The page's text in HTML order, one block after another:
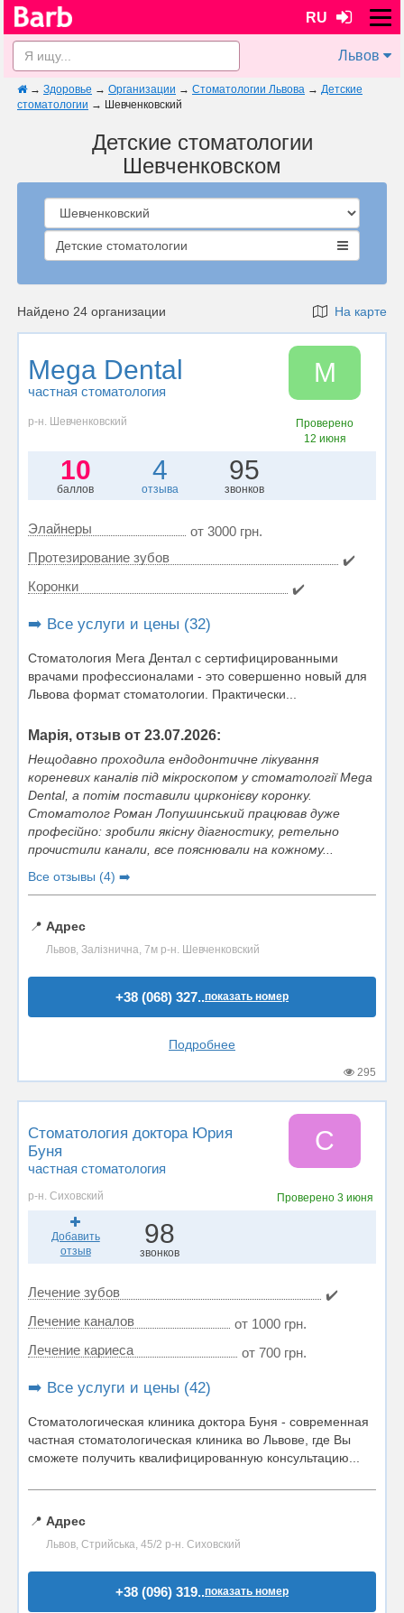
RU
Львов
→ Здоровье → Организации → Стоматологии Львова → Детские
стоматологии → Шевченковский
Детские стоматологии
Шевченковском
Детские стоматологии
Найдено 24 организации На карте
Mega Dental
частная стоматология
M
р-н. Шевченковский
Проверено
12 июня
10
баллов
4
отзыва
95
звонков
Элайнеры
от 3000 грн.
Протезирование зубов
✔️
Коронки
✔️
➡️ Все услуги и цены (32)
Стоматология Мега Дентал с сертифицированными
врачами профессионалами - это совершенно новый для
Львова формат стоматологии. Практически...
Марія, отзыв от 23.07.2026:
Нещодавно проходила ендодонтичне лікування
кореневих каналів під мікроскопом у стоматології Mega
Dental, а потім поставили цирконієву коронку.
Стоматолог Роман Лопушинський працював дуже
професійно: зробили якісну діагностику, ретельно
прочистили канали, все пояснювали на кожному...
Все отзывы (4) ➡️
📍 Адрес
Львов, Залізнична, 7м р-н. Шевченковский
+38 (068) 327..показать номер
Подробнее
295
Стоматология доктора Юрия
Буня
частная стоматология
С
р-н. Сиховский Проверено 3 июня
Добавить
отзыв
98
звонков
Лечение зубов
✔️
Лечение каналов
от 1000 грн.
Лечение кариеса
от 700 грн.
➡️ Все услуги и цены (42)
Стоматологическая клиника доктора Буня - современная
частная стоматологическая клиника во Львове, где Вы
сможете получить квалифицированную консультацию...
📍 Адрес
Львов, Стрийська, 45/2 р-н. Сиховский
+38 (096) 319..показать номер